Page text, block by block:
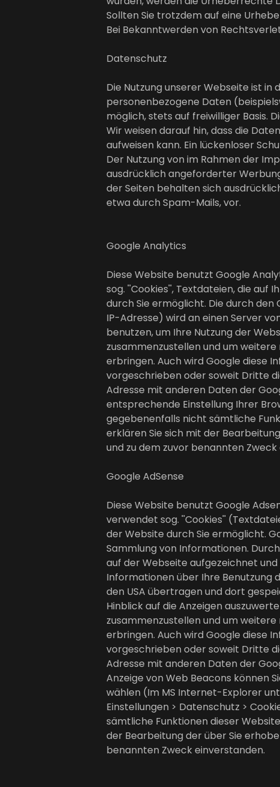
Sollten Sie trotzdem auf eine
Bei Bekanntwerden von
Datenschutz
Die Nutzung unserer Webseite ist
personenbezogene Daten
möglich, stets auf freiwilliger Basis.
Wir weisen darauf hin, dass die
aufweisen kann. Ein lückenloser
Der Nutzung von im Rahmen der
ausdrücklich angeforderter
der Seiten behalten sich
etwa durch Spam-Mails, vor.
Google Analytics
Diese Website benutzt Google
sog. ''Cookies'', Textdateien, die auf
durch Sie ermöglicht. Die durch
IP-Adresse) wird an einen Server
benutzen, um Ihre Nutzung der
zusammenzustellen und um
erbringen. Auch wird Google diese
vorgeschrieben oder soweit Dritte
Adresse mit anderen Daten der
entsprechende Einstellung Ihrer
gegebenenfalls nicht sämtliche
erklären Sie sich mit der
und zu dem zuvor benannten
Google AdSense
Diese Website benutzt Google
verwendet sog. ''Cookies''
der Website durch Sie ermöglicht.
Sammlung von Informationen.
auf der Webseite aufgezeichnet
Informationen über Ihre Benutzung
den USA übertragen und dort
Hinblick auf die Anzeigen
zusammenzustellen und um
erbringen. Auch wird Google diese
vorgeschrieben oder soweit Dritte
Adresse mit anderen Daten der
Anzeige von Web Beacons können
wählen (Im MS Internet-Explorer
Einstellungen > Datenschutz >
sämtliche Funktionen dieser
der Bearbeitung der über Sie
benannten Zweck einverstanden.